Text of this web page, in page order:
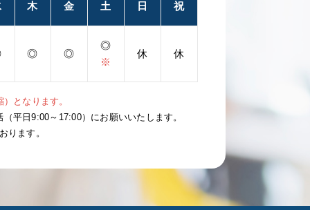
木 金 土 日 祝
◎ ◎
◎
※
休 休
となります。
平日9:00～17:00）にお願いいたします。
ります。